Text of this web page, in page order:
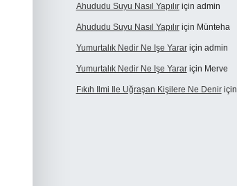
Ahududu Suyu Nasıl Yapılıriçin admin
Ahududu Suyu Nasıl Yapılıriçin Münteha
Yumurtalık Nedir Ne Işe Yarariçin admin
Yumurtalık Nedir Ne Işe Yarariçin Merve
Fıkıh Ilmi Ile Uğraşan Kişilere Ne Deniriçin